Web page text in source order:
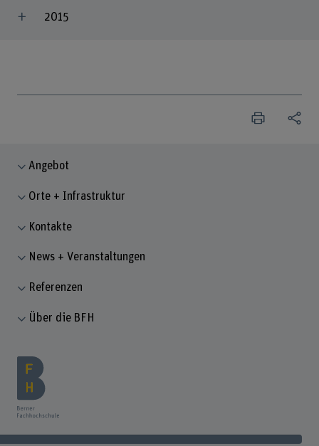
2015
Angebot
Orte + Infrastruktur
Kontakte
News + Veranstaltungen
Referenzen
Über die BFH